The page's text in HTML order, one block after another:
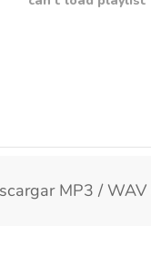
MP3 /